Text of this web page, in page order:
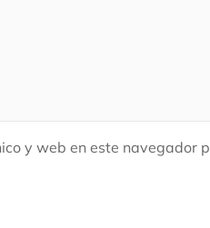
y web en este navegador